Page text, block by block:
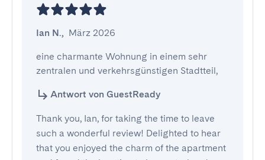
Ian N., März 2026
eine charmante Wohnung in einem sehr
zentralen und verkehrsgünstigen Stadtteil,
Antwort von GuestReady
Thank you, Ian, for taking the time to leave
such a wonderful review! Delighted to hear
that you enjoyed the charm of the apartment